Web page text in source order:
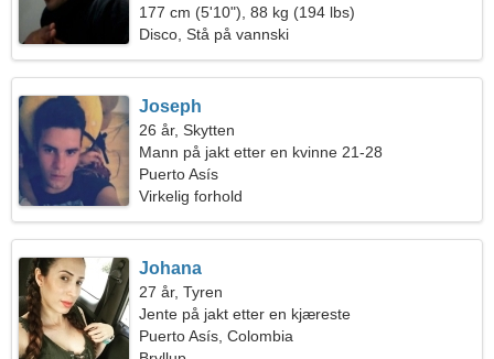
177 cm (5'10"), 88 kg (194 lbs)
Disco, Stå på vannski
Joseph
26 år, Skytten
Mann på jakt etter en kvinne 21-28
Puerto Asís
Virkelig forhold
Johana
27 år, Tyren
Jente på jakt etter en kjæreste
Puerto Asís, Colombia